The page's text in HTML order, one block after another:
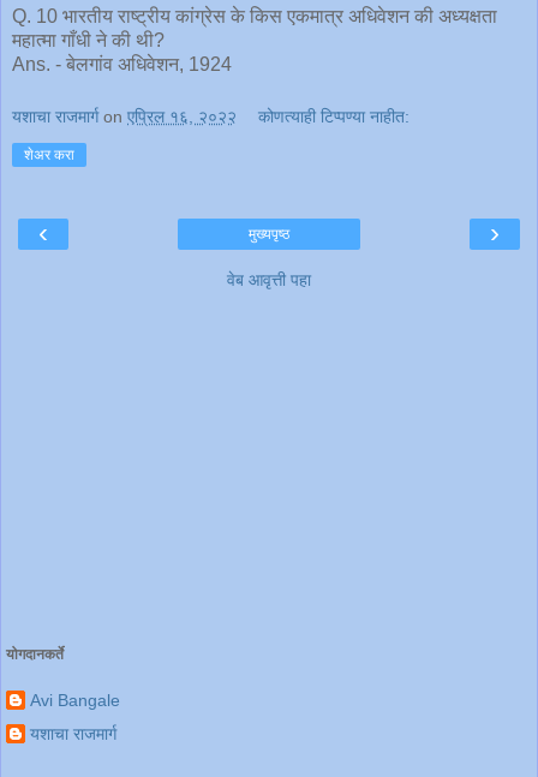
Q. 10 भारतीय राष्ट्रीय कांग्रेस के किस एकमात्र अधिवेशन की अध्यक्षता
महात्मा गाँधी ने की थी?
Ans. - बेलगांव अधिवेशन, 1924
यशाचा राजमार्ग on एप्रिल १६, २०२२ कोणत्याही टिप्पण्‍या नाहीत:
शेअर करा
‹ ›
मुख्यपृष्ठ
वेब आवृत्ती पहा
योगदानकर्ते
Avi Bangale
यशाचा राजमार्ग